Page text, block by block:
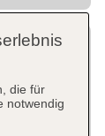
die für
notwendig